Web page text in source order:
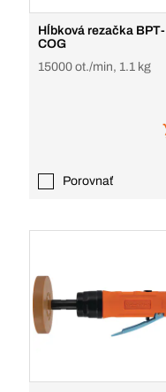
Hĺbková rezačka BPT-
COG
15000 ot./min, 1.1 kg
Porovnať